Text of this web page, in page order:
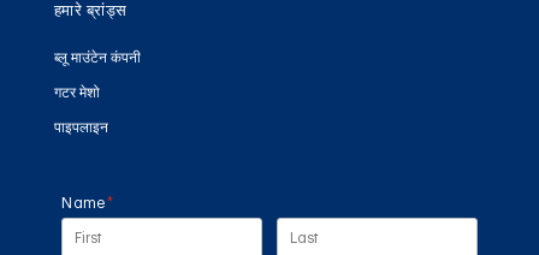
हमारे ब्रांड्स
ब्लू माउंटेन कंपनी
गटर मेशो
पाइपलाइन
Name*
(required)